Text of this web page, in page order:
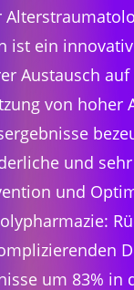
ist ein
Austausch auf
von hoher
und
und
um 83% in